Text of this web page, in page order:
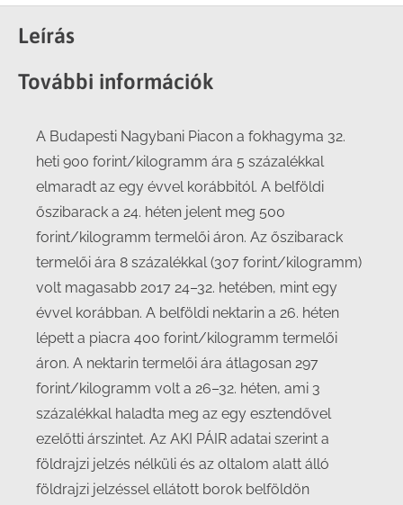
Facebook
X
Leírás
További információk
A Budapesti Nagybani Piacon a fokhagyma 32.
heti 900 forint/kilogramm ára 5 százalékkal
elmaradt az egy évvel korábbitól. A belföldi
őszibarack a 24. héten jelent meg 500
forint/kilogramm termelői áron. Az őszibarack
termelői ára 8 százalékkal (307 forint/kilogramm)
volt magasabb 2017 24–32. hetében, mint egy
évvel korábban. A belföldi nektarin a 26. héten
lépett a piacra 400 forint/kilogramm termelői
áron. A nektarin termelői ára átlagosan 297
forint/kilogramm volt a 26–32. héten, ami 3
százalékkal haladta meg az egy esztendővel
ezelőtti árszintet. Az AKI PÁIR adatai szerint a
földrajzi jelzés nélküli és az oltalom alatt álló
földrajzi jelzéssel ellátott borok belföldön